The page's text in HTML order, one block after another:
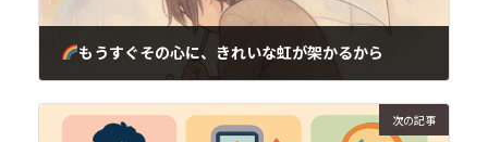
もうすぐその心に、きれいな虹が架かるから
次の記事